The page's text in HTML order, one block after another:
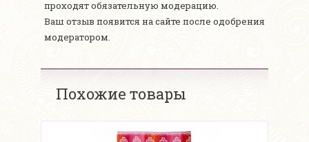
проходят обязательную модерацию.
Ваш отзыв появится на сайте после одобрения
модератором.
Похожие товары